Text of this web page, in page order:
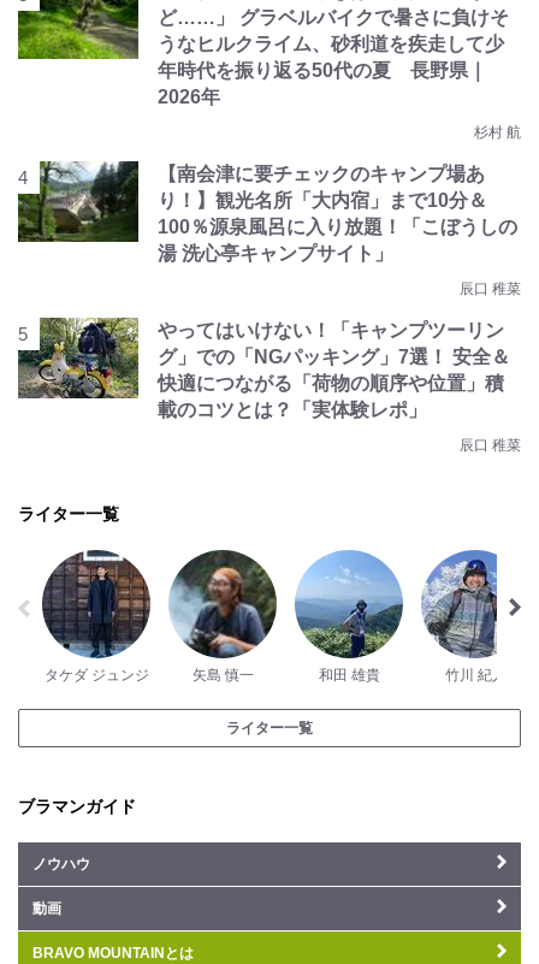
ど……」 グラベルバイクで暑さに負けそ
うなヒルクライム、砂利道を疾走して少
年時代を振り返る50代の夏 長野県｜
2026年
杉村 航
【南会津に要チェックのキャンプ場あ
り！】観光名所「大内宿」まで10分＆
100％源泉風呂に入り放題！「こぼうしの
湯 洗心亭キャンプサイト」
辰口 稚菜
やってはいけない！「キャンプツーリン
グ」での「NGパッキング」7選！ 安全＆
快適につながる「荷物の順序や位置」積
載のコツとは？「実体験レポ」
辰口 稚菜
ライター一覧
タケダ ジュンジ 矢島 慎一 和田 雄貴 竹川 紀人
ライター一覧
ブラマンガイド
ノウハウ
動画
BRAVO MOUNTAINとは